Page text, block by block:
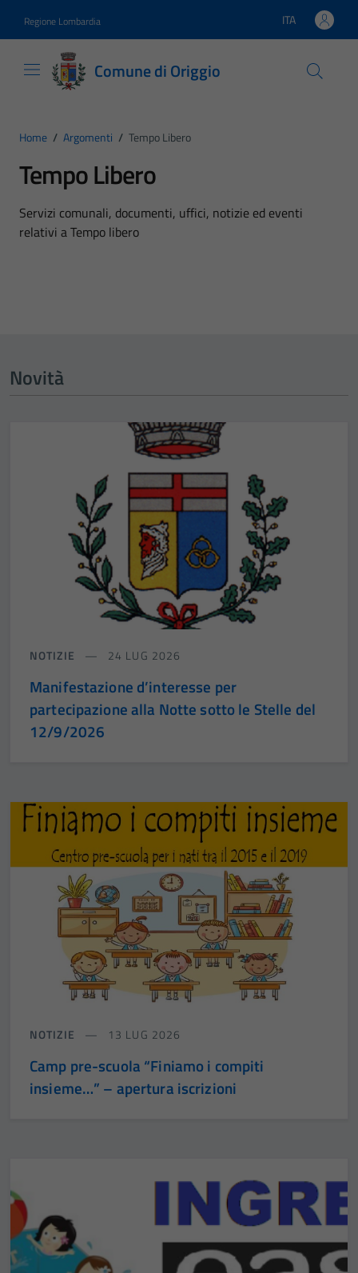
Regione Lombardia Lingua attiva:
ITA
Comune di Origgio
Home / Argomenti / Tempo Libero
Tempo Libero
Dettagli dell'argomento
Servizi comunali, documenti, uffici, notizie ed eventi
relativi a Tempo libero
Novità
NOTIZIE 24 LUG 2026
Manifestazione d’interesse per
partecipazione alla Notte sotto le Stelle del
12/9/2026
NOTIZIE 13 LUG 2026
Camp pre-scuola “Finiamo i compiti
insieme…” – apertura iscrizioni